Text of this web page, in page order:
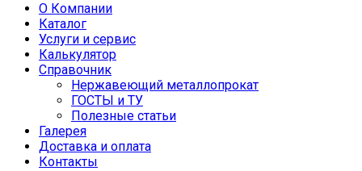
О Компании
Каталог
Услуги и сервис
Калькулятор
Справочник
Нержавеющий металлопрокат
ГОСТЫ и ТУ
Полезные статьи
Галерея
Доставка и оплата
Контакты